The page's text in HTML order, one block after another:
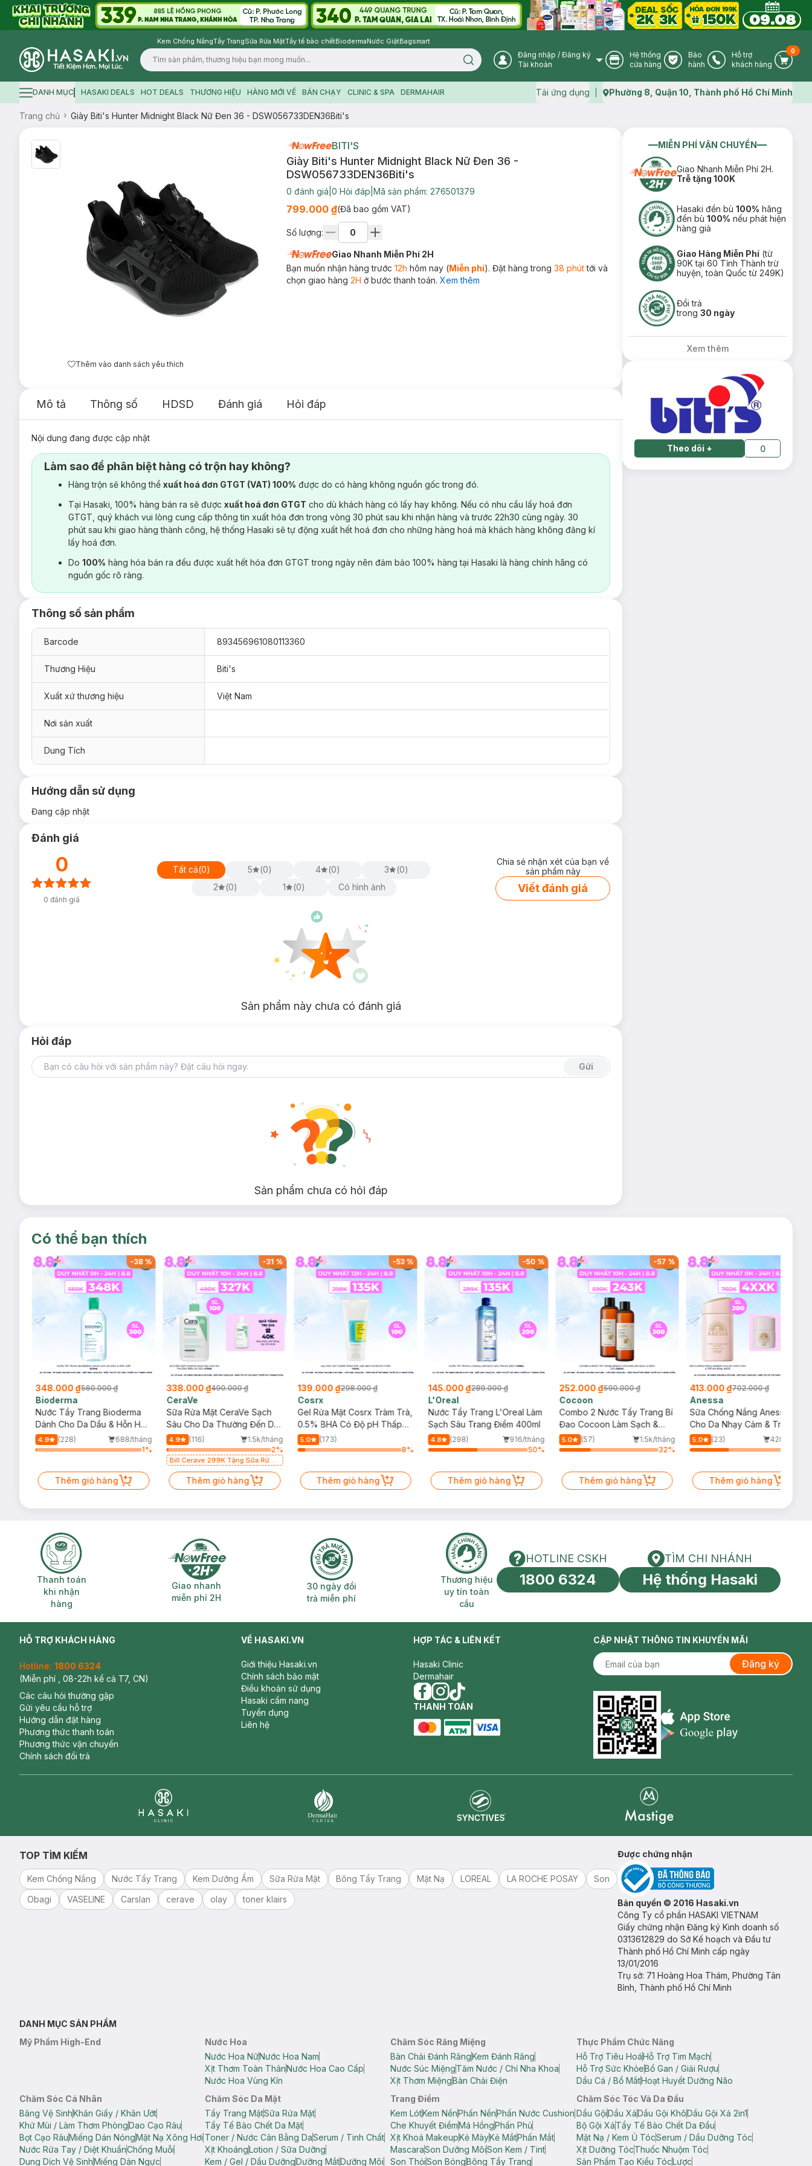
Kem Chống NắngTẩy TrangSữa Rửa MặtTẩy tế bào chếtBiodermaNước GiặtBagsmart
Logo
Search icon User Icon
Đăng nhập / Đăng ký
Tài khoản
Store Icon
Hệ thống
cửa hàng
Warranty Icon
Bảo
hành
Phone Icon
Hỗ trợ
khách hàng
Cart
0
Hamburger icon
DANH MỤC HASAKI DEALS HOT DEALS THƯƠNG HIỆU HÀNG MỚI VỀ BÁN CHẠY CLINIC & SPA DERMAHAIR Tải ứng dụng Map icon
Phường 8, Quận 10, Thành phố Hồ Chí Minh
Trang chủ Giày Biti's Hunter Midnight Black Nữ Đen 36 - DSW056733DEN36Biti's
Thêm vào danh sách yêu thích
BITI'S
Giày Biti's Hunter Midnight Black Nữ Đen 36 -
DSW056733DEN36Biti's
0 đánh giá 0 Hỏi đáp Mã sản phẩm: 276501379
799.000 ₫(Đã bao gồm VAT)
Số lượng:
Giao Nhanh Miễn Phí 2H
Bạn muốn nhận hàng trước 12h hôm nay (Miễn phí). Đặt hàng trong 38 phúttới và
chọn giao hàng 2H ở bước thanh toán. Xem thêm
Mô tả Thông số HDSD Đánh giá Hỏi đáp
Nội dung đang được cập nhật
Làm sao để phân biệt hàng có trộn hay không?
Hàng trộn sẽ không thể xuất hoá đơn GTGT (VAT) 100% được do có hàng không nguồn gốc trong đó.
Tại Hasaki, 100% hàng bán ra sẽ được xuất hoá đơn GTGT cho dù khách hàng có lấy hay không. Nếu có nhu cầu lấy hoá đơn
GTGT, quý khách vui lòng cung cấp thông tin xuất hóa đơn trong vòng 30 phút sau khi nhận hàng và trước 22h30 cùng ngày. 30
phút sau khi giao hàng thành công, hệ thống Hasaki sẽ tự động xuất hết hoá đơn cho những hàng hoá mà khách hàng không đăng kí
lấy hoá đơn.
Do 100% hàng hóa bán ra đều được xuất hết hóa đơn GTGT trong ngày nên đảm bảo 100% hàng tại Hasaki là hàng chính hãng có
nguồn gốc rõ ràng.
Thông số sản phẩm
Barcode 893456961080113360
Thương Hiệu Biti's
Xuất xứ thương hiệu Việt Nam
Nơi sản xuất
Dung Tích
Hướng dẫn sử dụng
Đang cập nhật
Đánh giá
0
0 đánh giá
Tất cả(0) 5 (0) 4 (0) 3 (0)
2
(0) 1 (0) Có hình ảnh
Chia sẻ nhận xét của bạn về
sản phẩm này
Viết đánh giá
Sản phẩm này chưa có đánh giá
Hỏi đáp
Gửi
Sản phẩm chưa có hỏi đáp
MIỄN PHÍ VẬN CHUYỂN
Giao Nhanh Miễn Phí 2H.
Trễ tặng 100K
Hasaki đền bù100% hãng
đền bù100% nếu phát hiện
hàng giả
Giao Hàng Miễn Phí (từ
90K tại 60 Tỉnh Thành trừ
huyện, toàn Quốc từ 249K)
Đổi trả
trong30 ngày
Xem thêm
Theo dõi + 0
Có thể bạn thích
-38%
348.000 ₫560.000 ₫
Bioderma
Nước Tẩy Trang Bioderma
Dành Cho Da Dầu & Hỗn Hợp
500ml
4.9 (228)
688/tháng
1%
Thêm giỏ hàng
-31 %
338.000 ₫490.000 ₫
CeraVe
Sữa Rửa Mặt CeraVe Sạch
Sâu Cho Da Thường Đến Da
Dầu 473ml
4.9 (116)
1.5k/tháng
2%
Bill Cerave 299K Tặng Sữa Rửa
Mặt Cerave 30ml (SL có hạn)
Thêm giỏ hàng
-53%
139.000 ₫298.000 ₫
Cosrx
Gel Rửa Mặt Cosrx Tràm Trà,
0.5% BHA Có Độ pH Thấp
150ml
5.0
(173)
8%
Thêm giỏ hàng
-50 %
145.000 ₫289.000 ₫
L'Oreal
Nước Tẩy Trang L'Oreal Làm
Sạch Sâu Trang Điểm 400ml
4.8 (298)
916/tháng
50%
Thêm giỏ hàng
-57 %
252.000 ₫590.000 ₫
Cocoon
Combo 2 Nước Tẩy Trang Bí
Đao Cocoon Làm Sạch &
Giảm Dầu 500ml
5.0 (57)
1.5k/tháng
32%
Thêm giỏ hàng
413.000 ₫702.000 ₫
Anessa
Sữa Chống Nắng Anessa
Cho Da Nhạy Cảm & Trẻ Em
60ml (Mới)
5.0 (23)
428/tháng
Thêm giỏ hàng
Thanh toán khi nhận hàng
Thanh toán
khi nhận
hàng
Giao nhanh miễn phí 2H
Giao nhanh
miễn phí 2H
30 ngày đổi trả miễn phí
30 ngày đổi
trả miễn phí
Thương hiệu uy tín toàn cầu
Thương hiệu
uy tín toàn
cầu
HOTLINE CSKH
HOTLINE CSKH
1800 6324
Tìm chi nhánh
TÌM CHI NHÁNH
Hệ thống Hasaki
HỖ TRỢ KHÁCH HÀNG
Hotline: 1800 6324
(Miễn phí , 08-22h kể cả T7, CN)
Các câu hỏi thường gặp
Gửi yêu cầu hỗ trợ
Hướng dẫn đặt hàng
Phương thức thanh toán
Phương thức vận chuyển
Chính sách đổi trả
VỀ HASAKI.VN
Giới thiệu Hasaki.vn
Chính sách bảo mật
Điều khoản sử dụng
Hasaki cẩm nang
Tuyển dụng
Liên hệ
HỢP TÁC & LIÊN KẾT
Hasaki Clinic
Dermahair
facebook
instagram
tiktok
THANH TOÁN
CẬP NHẬT THÔNG TIN KHUYẾN MÃI
Đăng ký
Appstore icon
TOP TÌM KIẾM
Kem Chống Nắng Nước Tẩy Trang Kem Dưỡng Ẩm Sữa Rửa Mặt Bông Tẩy Trang Mặt Nạ LOREAL LA ROCHE POSAY
Son
Obagi
VASELINE Carslan cerave olay toner klairs
Được chứng nhận
Bản quyền © 2016 Hasaki.vn
Công Ty cổ phần HASAKI VIETNAM
Giấy chứng nhận Đăng ký Kinh doanh số
0313612829 do Sở Kế hoạch và Đầu tư
Thành phố Hồ Chí Minh cấp ngày
13/01/2016
Trụ sở: 71 Hoàng Hoa Thám, Phường Tân
Bình, Thành phố Hồ Chí Minh
DANH MỤC SẢN PHẨM
Mỹ Phẩm High-End
Nước Hoa
Nước Hoa NữNước Hoa Nam
Xịt Thơm Toàn ThânNước Hoa Cao Cấp
Nước Hoa Vùng Kín
Chăm Sóc Răng Miệng
Bàn Chải Đánh RăngKem Đánh Răng
Nước Súc MiệngTăm Nước / Chỉ Nha Khoa
Xịt Thơm MiệngBàn Chải Điện
Thực Phẩm Chức Năng
Hỗ Trợ Tiêu HoáHỗ Trợ Tim Mạch
Hỗ Trợ Sức KhỏeBổ Gan / Giải Rượu
Dầu Cá / Bổ MắtHoạt Huyết Dưỡng Não
Chăm Sóc Cá Nhân
Băng Vệ SinhKhăn Giấy / Khăn Ướt
Khử Mùi / Làm Thơm PhòngDao Cạo Râu
Bọt Cạo RâuMiếng Dán NóngMặt Nạ Xông Hơi
Nước Rửa Tay / Diệt KhuẩnChống Muỗi
Dung Dịch Vệ SinhMiếng Dán Ngực
Chăm Sóc Da Mặt
Tẩy Trang MặtSữa Rửa Mặt
Tẩy Tế Bào Chết Da Mặt
Toner / Nước Cân Bằng DaSerum / Tinh Chất
Xịt KhoángLotion / Sữa Dưỡng
Kem / Gel / Dầu DưỡngDưỡng MắtDưỡng Môi
Trang Điểm
Kem LótKem NềnPhấn NềnPhấn Nước Cushion
Che Khuyết ĐiểmMá HồngPhấn Phủ
Xịt Khoá MakeupKẻ MàyKẻ MắtPhấn Mắt
MascaraSon Dưỡng MôiSon Kem / Tint
Son ThỏiSon BóngBông Tẩy Trang
Chăm Sóc Tóc Và Da Đầu
Dầu GộiDầu XảDầu Gội KhôDầu Gội Xả 2in1
Bộ Gội XảTẩy Tế Bào Chết Da Đầu
Mặt Nạ / Kem Ủ TócSerum / Dầu Dưỡng Tóc
Xịt Dưỡng TócThuốc Nhuộm Tóc
Sản Phẩm Tạo Kiểu TócLược